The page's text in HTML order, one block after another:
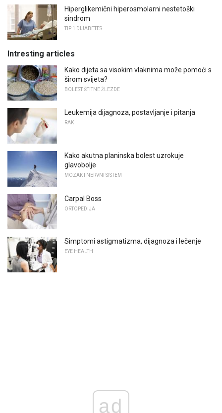
Hiperglikemični hiperosmolarni nestetoški
sindrom
TIP 1 DIJABETES
Intresting articles
Kako dijeta sa visokim vlaknima može pomoći s
širom svijeta?
BOLEST ŠTITNE ŽLEZDE
Leukemija dijagnoza, postavljanje i pitanja
RAK
Kako akutna planinska bolest uzrokuje
glavobolje
MOZAK I NERVNI SISTEM
Carpal Boss
ORTOPEDIJA
Simptomi astigmatizma, dijagnoza i lečenje
EYE HEALTH
ad